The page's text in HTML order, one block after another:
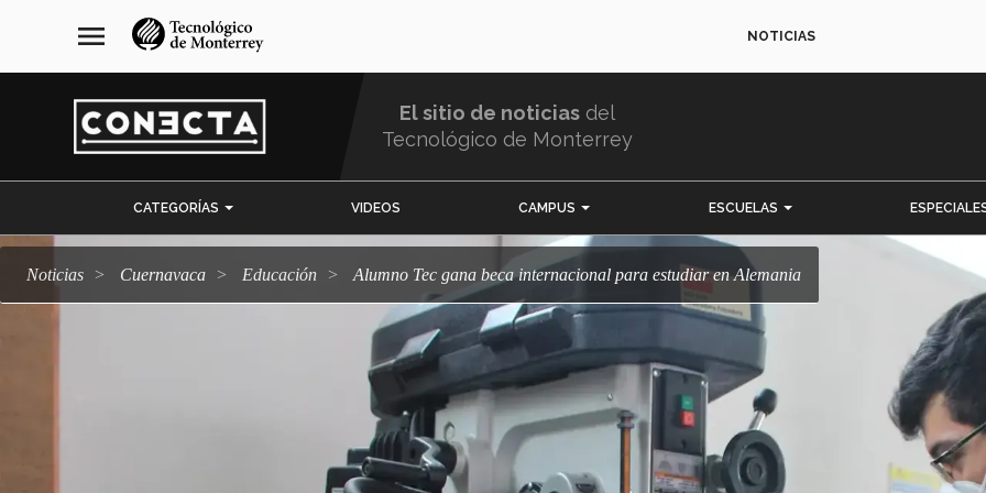
navegación
principal
menu NOTICIAS
El sitio de noticias del
Tecnológico de Monterrey
CATEGORÍAS VIDEOS CAMPUS ESCUELAS
Noticias Cuernavaca Educación Alumno Tec gana beca internacional para estudiar en Alemania